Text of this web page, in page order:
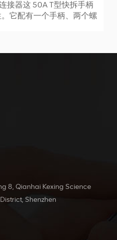
接器这 50A T型快拆手柄
它配有一个手柄、两个螺
种环境。
8, Qianhai Kexing Science
Shenzhen